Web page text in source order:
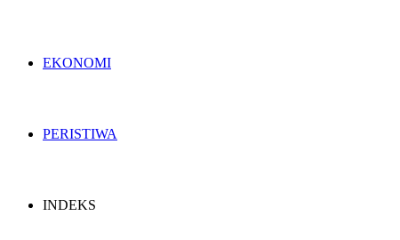
EKONOMI
PERISTIWA
INDEKS